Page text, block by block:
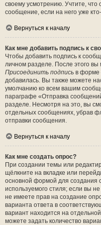
своему усмотрению. Учтите, что
сообщение, если на него уже
Вернуться к началу
Как мне добавить подпись к
Чтобы добавить подпись к
личном разделе. После этого
Присоединить подпись в форме
добавилась. Вы также можете
умолчанию ко всем вашим
параграфе «Отправка
разделе. Несмотря на это, вы
отдельных сообщениях, убрав
отправки сообщения.
Вернуться к началу
Как мне создать опрос?
При создании темы или
щёлкните на вкладке или
основной формой для создания
используемого стиля; если вы
не имеете прав на создание
варианта ответа в
вариант находится на
можете задать количество